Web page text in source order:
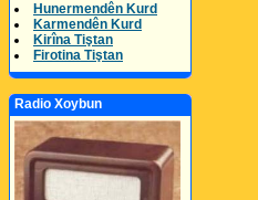
Hunermendên Kurd
Karmendên Kurd
Kirîna Tiştan
Firotina Tiştan
Radio Xoybun